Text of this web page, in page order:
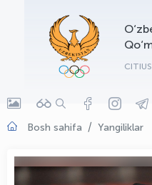
CITIUS
Bosh sahifa Yangiliklar
OLYMPCHIK AI -
Onlayn · olympic.uz